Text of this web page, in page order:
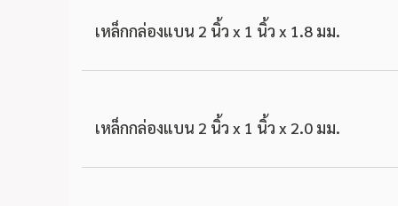
เหล็กกล่องแบน 2 นิ้ว x 1 นิ้ว x 1.8 มม.
เหล็กกล่องแบน 2 นิ้ว x 1 นิ้ว x 2.0 มม.